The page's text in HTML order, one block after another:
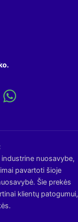
nuosavybe,
pavartoti šioje
Šie prekės
klientų patogumui,